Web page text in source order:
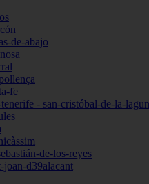
de-abajo
fe
- san-cristóbal-de-la-
de-los-reyes
joan-d39alacant